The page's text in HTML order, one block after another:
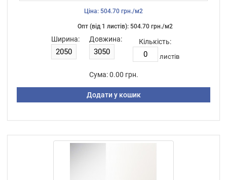
Ціна: 504.70 грн./м2
Опт (від 1 листiв): 504.70 грн./м2
Ширина: Довжина: Кількість:
листiв
Сума: 0.00 грн.
Додати у кошик